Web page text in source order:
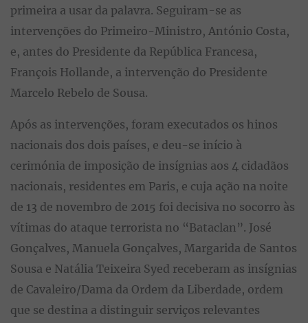
primeira a usar da palavra. Seguiram-se as
intervenções do Primeiro-Ministro, António Costa,
e, antes do Presidente da República Francesa,
François Hollande, a intervenção do Presidente
Marcelo Rebelo de Sousa.
Após as intervenções, foram executados os hinos
nacionais dos dois países, e deu-se início à
cerimónia de imposição de insígnias aos 4 cidadãos
nacionais, residentes em Paris, e cuja ação na noite
de 13 de novembro de 2015 foi decisiva no socorro às
vítimas do ataque terrorista no “Bataclan”. José
Gonçalves, Manuela Gonçalves, Margarida de Santos
Sousa e Natália Teixeira Syed receberam as insígnias
de Cavaleiro/Dama da Ordem da Liberdade, ordem
que se destina a distinguir serviços relevantes